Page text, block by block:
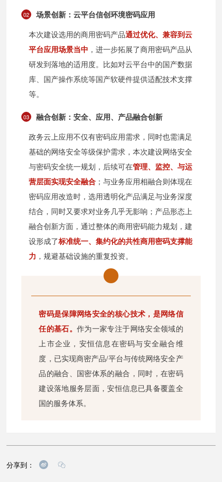
02 场景创新：云平台信创环境密码应用
本次建设选用的商用密码产品通过优化、兼容到云
平台应用场景当中 ，进一步拓展了商用密码产品从
研发到落地的适用度。比如对云平台中的国产数据
库、国产操作系统等国产软硬件提供适配技术支撑
等。
03 融合创新：安全、应用、产品融合创新
政务云上应用不仅有密码应用需求，同时也需满足
基础的网络安全等级保护需求，本次建设网络安全
与密码安全统一规划，后续可在管理、监控、与运
营层面实现安全融合 ；与业务应用相融合则体现在
密码应用改造时，选用透明化产品满足与业务深度
结合，同时又要求对业务几乎无影响；产品形态上
融合创新方面，通过整体的商用密码能力规划，建
设形成了标准统一、集约化的共性商用密码支撑能
力 ，规避基础设施的重复投资。
密码是保障网络安全的核心技术，是网络信
任的基石。作为一家专注于网络安全领域的
上市企业，安恒信息在密码与安全融合维
度，已实现商密产品/平台与传统网络安全产
品的融合、国密体系的融合，同时，在密码
建设落地服务层面，安恒信息已具备覆盖全
国的服务体系。
分享到：